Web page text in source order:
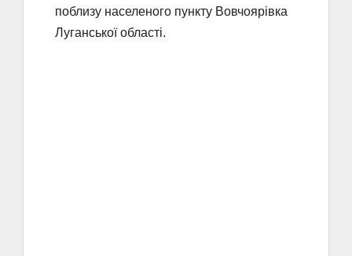
поблизу населеного пункту Вовчоярівка
Луганської області.